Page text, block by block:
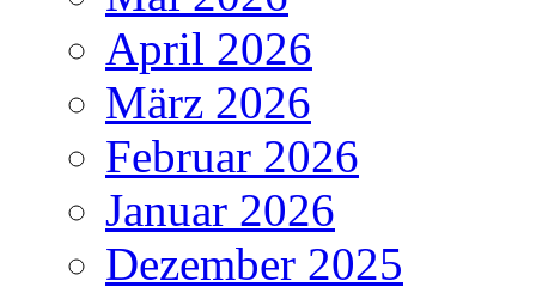
April 2026
März 2026
Februar 2026
Januar 2026
Dezember 2025